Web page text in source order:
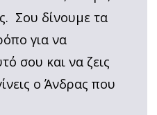
Σου δίνουμε τα
για να
σου και να ζεις
ο Άνδρας που